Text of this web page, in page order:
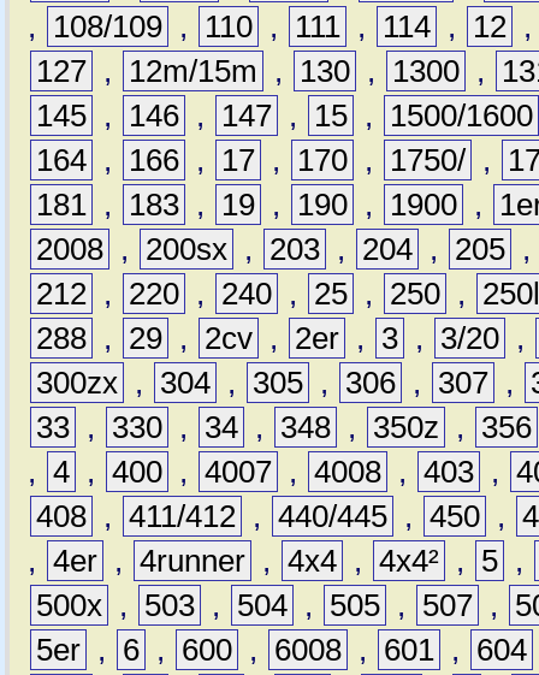
,
108/109 , 110 , 111 , 114 , 12
127 , 12m/15m , 130 , 1300 ,
145 , 146 , 147 , 15 ,
1500/1600
164 , 166 , 17 , 170 , 1750/ ,
181 , 183 , 19 , 190 , 1900 ,
2008 , 200sx , 203 , 204 , 205 ,
212 , 220 , 240 , 25 , 250 ,
288 , 29 , 2cv , 2er , 3 , 3/20 ,
300zx , 304 , 305 , 306 , 307 ,
33 , 330 , 34 , 348 , 350z ,
356
, 4 , 400 , 4007 , 4008 , 403 ,
408 , 411/412 , 440/445 , 450 ,
, 4er , 4runner , 4x4 , 4x4² , 5 ,
500x , 503 , 504 , 505 , 507 ,
5er , 6 , 600 , 6008 , 601 , 604